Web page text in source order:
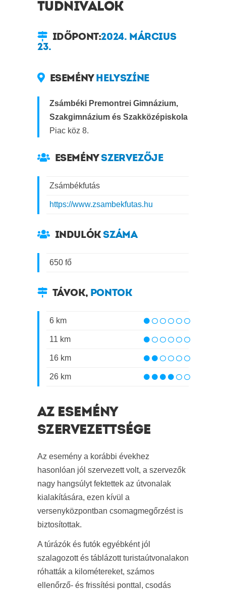
TUDNIVALÓK
IDŐPONT:2024. MÁRCIUS
23.
ESEMÉNY HELYSZÍNE
Zsámbéki Premontrei Gimnázium,
Szakgimnázium és Szakközépiskola
Piac köz 8.
ESEMÉNYSZERVEZŐJE
Zsámbékfutás
https://www.zsambekfutas.hu
INDULÓKSZÁMA
650 fő
TÁVOK, PONTOK
6 km
11 km
16 km
26 km
AZ ESEMÉNY
SZERVEZETTSÉGE
Az esemény a korábbi évekhez
hasonlóan jól szervezett volt, a szervezők
nagy hangsúlyt fektettek az útvonalak
kialakítására, ezen kívül a
versenyközpontban csomagmegőrzést is
biztosítottak.
A túrázók és futók egyébként jól
szalagozott és táblázott turistaútvonalakon
róhatták a kilométereket, számos
ellenőrző- és frissítési ponttal, csodás